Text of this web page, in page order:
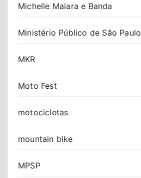
Michelle Maiara e Banda
Ministério Público de São Paulo
MKR
Moto Fest
motocicletas
mountain bike
MPSP